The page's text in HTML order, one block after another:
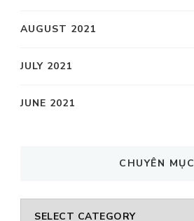
AUGUST 2021
JULY 2021
JUNE 2021
CHUYÊN MỤC
CHUYÊN